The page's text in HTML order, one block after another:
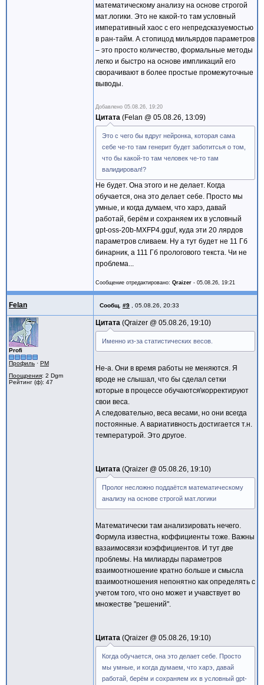
математическому анализу на основе строгой
мат.логики. Это не какой-то там условный
императивный хаос с его непредсказуемостью
в ран-тайм. А стопицод мильярдов параметров
– это просто количество, формальные методы
легко и быстро на основе импликаций его
сворачивают в более простые промежуточные
выводы.
Добавлено 05.08.26, 19:20
Цитата Felan @ 05.08.26, 13:09
Это с чего бы вдруг нейронка, которая сама
себе че-то там генерит будет заботитсья о том,
что бы какой-то там человек че-то там
валидировал!?
Не будет. Она этого и не делает. Когда
обучается, она это делает себе. Просто мы
умные, и когда думаем, что харэ, давай
работай, берём и сохраняем их в условный
gpt-oss-20b-MXFP4.gguf, куда эти 20 лярдов
параметров сливаем. Ну а тут будет не 11 Гб
бинарник, а 111 Гб прологового текста. Чи не
проблема...
Сообщение отредактировано: Qraizer - 05.08.26, 19:21
Felan Сообщ. #9 05.08.26, 20:33
Profi
Профиль · PM
Поощрения: 2 Dgm
Рейтинг (ф): 47
Цитата Qraizer @ 05.08.26, 19:10
Именно из-за статистических весов.
Не-а. Они в время работы не меняются. Я
вроде не слышал, что бы сделал сетки
которые в процессе обучаются\корректируют
свои веса.
А следовательно, веса весами, но они всегда
постоянные. А вариативность достигается т.н.
температурой. Это другое.
Цитата Qraizer @ 05.08.26, 19:10
Пролог несложно поддаётся математическому
анализу на основе строгой мат.логики
Математически там анализировать нечего.
Формула известна, коффициенты тоже. Важны
вазаимосвязи коэффициентов. И тут две
проблемы. На милиарды параметров
взаимоотношение кратно больше и смысла
взаимоотношения непонятно как определять с
учетом того, что оно может и учавствует во
множестве "решений".
Цитата Qraizer @ 05.08.26, 19:10
Когда обучается, она это делает себе. Просто
мы умные, и когда думаем, что харэ, давай
работай, берём и сохраняем их в условный gpt-